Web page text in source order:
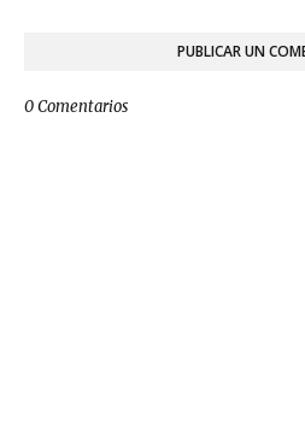
PUBLICAR UN
0 Comentarios